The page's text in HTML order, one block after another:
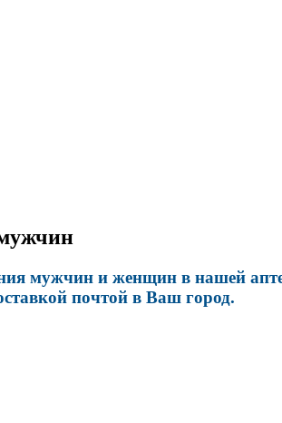
мужчин и женщин в нашей
почтой в Ваш город.